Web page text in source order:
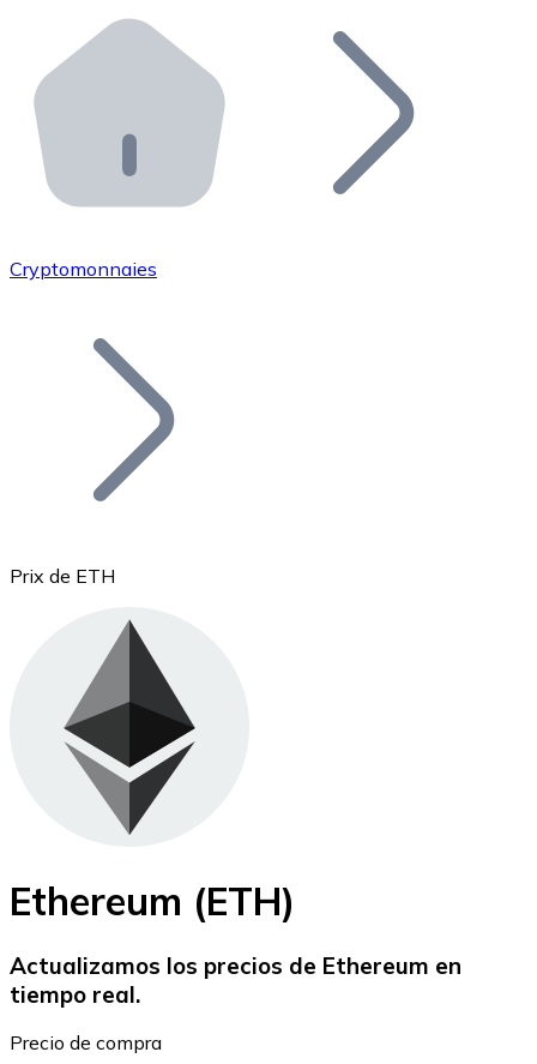
Distributeurs automatiques Bitnovo
Intégrez un ATM Bitnovo dans votre entreprise et
API Bitnovo
Intégrez notre API dans votre écosystème.
Rejoignez notre réseau de distributeurs et
Ajoutez le token de votre projet à notre service
Bitcoin
BTC
Ethereum
ETH
Cryptomonnaies
Prix de ETH
Ethereum (ETH)
Actualizamos los precios de Ethereum en
tiempo real.
Precio de compra